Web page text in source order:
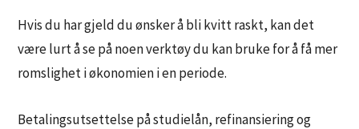
Hvis du har gjeld du ønsker å bli kvitt raskt, kan det
være lurt å se på noen verktøy du kan bruke for å få mer
romslighet i økonomien i en periode.
Betalingsutsettelse på studielån, refinansiering og